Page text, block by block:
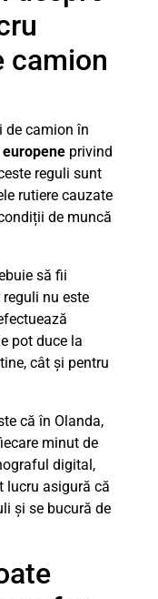
camion
de camion în
privind
reguli sunt
rutiere cauzate
de muncă
să fii
nu este
pot duce la
cât și pentru
că în Olanda,
minut de
digital,
lucru asigură că
și se bucură de